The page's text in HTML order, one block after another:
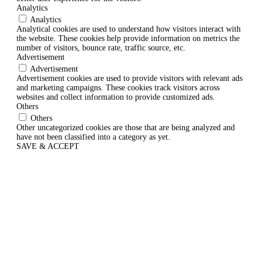
Analytics
Analytics
Analytical cookies are used to understand how visitors interact with
the website. These cookies help provide information on metrics the
number of visitors, bounce rate, traffic source, etc.
Advertisement
Advertisement
Advertisement cookies are used to provide visitors with relevant ads
and marketing campaigns. These cookies track visitors across
websites and collect information to provide customized ads.
Others
Others
Other uncategorized cookies are those that are being analyzed and
have not been classified into a category as yet.
SAVE & ACCEPT